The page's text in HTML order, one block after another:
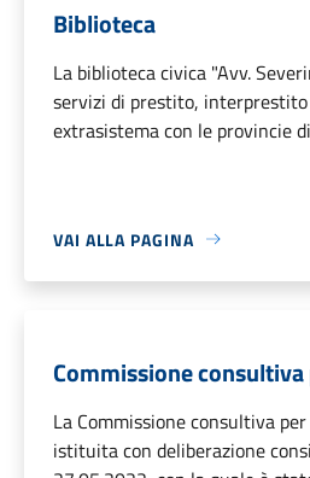
Biblioteca
La biblioteca civica "Avv.
servizi di prestito,
extrasistema con le provincie
VAI ALLA PAGINA
Commissione
La Commissione consultiva
istituita con deliberazione